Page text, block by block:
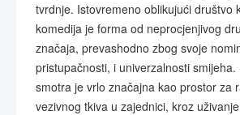
tvrdnje. Istovremeno oblikujući društvo
komedija je forma od neprocjenjivog
značaja, prevashodno zbog svoje
pristupačnosti, i univerzalnosti
smotra je vrlo značajna kao prostor za
vezivnog tkiva u zajednici, kroz